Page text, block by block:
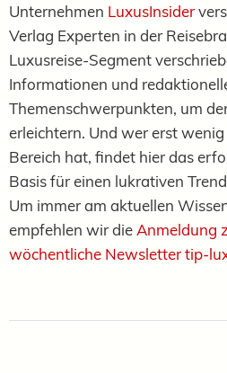
Unternehmen LuxusInsider
Verlag Experten in der
Luxusreise-Segment
Informationen und
Themenschwerpunkten, um
erleichtern. Und wer erst
Bereich hat, findet hier das
Basis für einen lukrativen
Um immer am aktuellen
empfehlen wir die Anmeldung
wöchentliche Newsletter tip-